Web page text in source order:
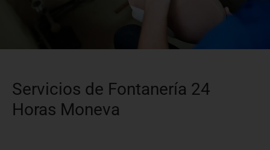
Servicios de Fontanería 24
Horas Moneva